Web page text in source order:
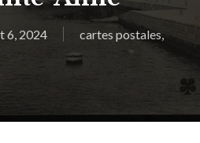
6, 2024 cartes postales,